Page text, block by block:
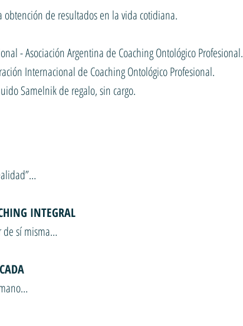
de resultados en la vida cotidiana.
- Asociación Argentina de Coaching Ontológico Profesional.
Internacional de Coaching Ontológico Profesional.
Samelnik de regalo, sin cargo.
INTEGRAL
de sí misma…